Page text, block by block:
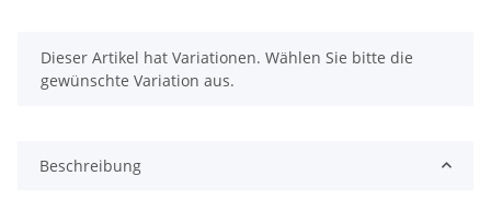
x
Dieser Artikel hat Variationen. Wählen Sie bitte die
gewünschte Variation aus.
Beschreibung